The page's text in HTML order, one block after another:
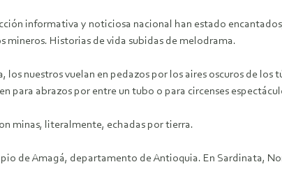
informativa y noticiosa nacional han estado
Historias de vida subidas de melodrama.
nuestros vuelan en pedazos por los aires oscuros de los
para abrazos por entre un tubo o para circenses
minas, literalmente, echadas por tierra.
de Amagá, departamento de Antioquia. En Sardinata,